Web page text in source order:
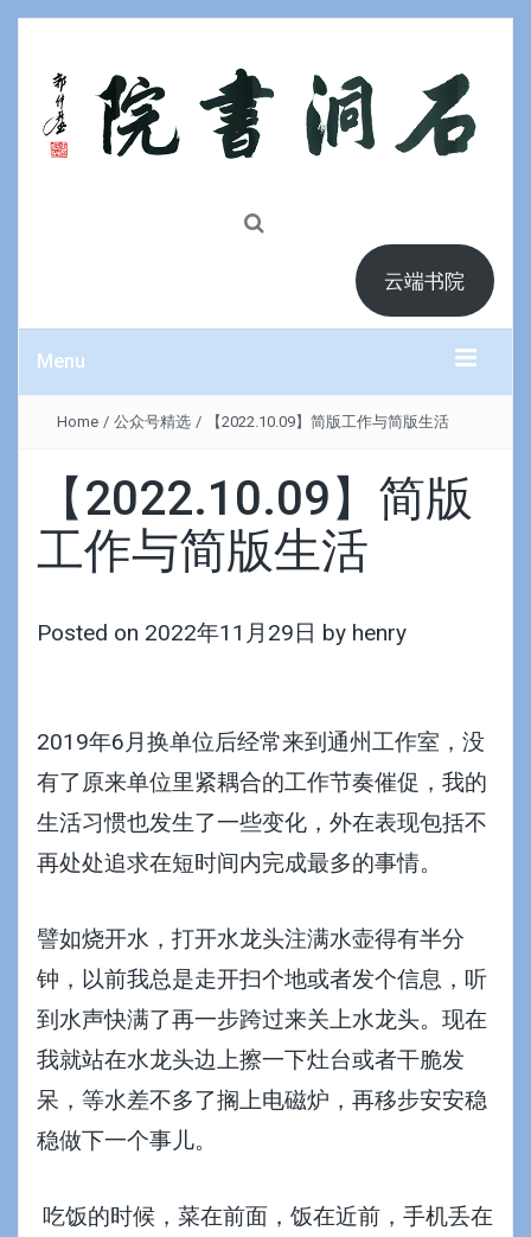
云端书院
Menu
Home / 公众号精选 / 【2022.10.09】简版工作与简版生活
【2022.10.09】简版
工作与简版生活
Posted on 2022年11月29日 by henry
2019年6月换单位后经常来到通州工作室，没
有了原来单位里紧耦合的工作节奏催促，我的
生活习惯也发生了一些变化，外在表现包括不
再处处追求在短时间内完成最多的事情。
譬如烧开水，打开水龙头注满水壶得有半分
钟，以前我总是走开扫个地或者发个信息，听
到水声快满了再一步跨过来关上水龙头。现在
我就站在水龙头边上擦一下灶台或者干脆发
呆，等水差不多了搁上电磁炉，再移步安安稳
稳做下一个事儿。
吃饭的时候，菜在前面，饭在近前，手机丢在